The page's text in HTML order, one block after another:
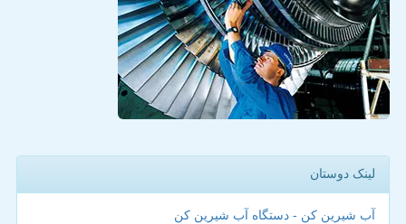
لینک دوستان
آب شیرین کن - دستگاه آب شیرین کن